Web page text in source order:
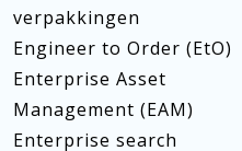
verpakkingen
Engineer to Order (EtO)
Enterprise Asset
Management (EAM)
Enterprise search